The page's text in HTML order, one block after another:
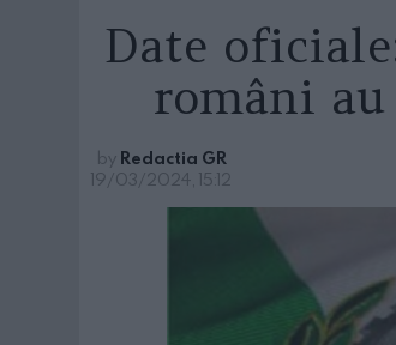
Date
români
by Redactia GR
19/03/2024, 15:12